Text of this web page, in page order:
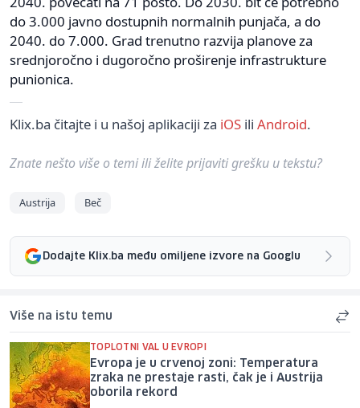
do 3.000 javno dostupnih normalnih punjača, a do
2040. do 7.000. Grad trenutno razvija planove za
srednjoročno i dugoročno proširenje infrastrukture
punionica.
Klix.ba čitajte i u našoj aplikaciji za iOS ili Android.
Znate nešto više o temi ili želite prijaviti grešku u tekstu?
Austrija Beč
Dodajte Klix.ba među omiljene izvore na Googlu
Više na istu temu
TOPLOTNI VAL U EVROPI
Evropa je u crvenoj zoni: Temperatura
zraka ne prestaje rasti, čak je i Austrija
oborila rekord